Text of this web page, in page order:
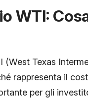
WTI:
(West Texas
rappresenta il
per gli